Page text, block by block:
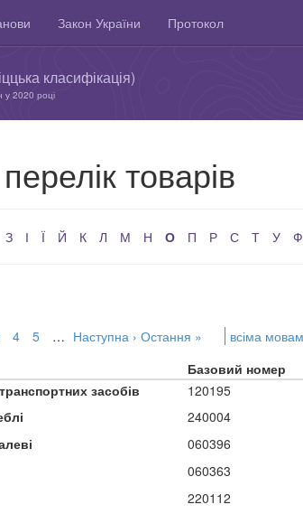
Закон України Протокол
класифікація)
у 2020 році
товарів
З І Ї Й К Л М Н О П Р С Т У Ф
4 5 … Наступна › Остання » всіма
Базовий номер
засобів
120195
240004
060396
060363
220112